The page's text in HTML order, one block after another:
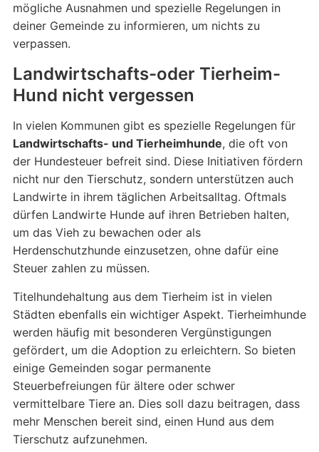
mögliche Ausnahmen und spezielle Regelungen in
deiner Gemeinde zu informieren, um nichts zu
verpassen.
Landwirtschafts-oder Tierheim-
Hund nicht vergessen
In vielen Kommunen gibt es spezielle Regelungen für
Landwirtschafts- und Tierheimhunde, die oft von
der Hundesteuer befreit sind. Diese Initiativen fördern
nicht nur den Tierschutz, sondern unterstützen auch
Landwirte in ihrem täglichen Arbeitsalltag. Oftmals
dürfen Landwirte Hunde auf ihren Betrieben halten,
um das Vieh zu bewachen oder als
Herdenschutzhunde einzusetzen, ohne dafür eine
Steuer zahlen zu müssen.
Titelhundehaltung aus dem Tierheim ist in vielen
Städten ebenfalls ein wichtiger Aspekt. Tierheimhunde
werden häufig mit besonderen Vergünstigungen
gefördert, um die Adoption zu erleichtern. So bieten
einige Gemeinden sogar permanente
Steuerbefreiungen für ältere oder schwer
vermittelbare Tiere an. Dies soll dazu beitragen, dass
mehr Menschen bereit sind, einen Hund aus dem
Tierschutz aufzunehmen.